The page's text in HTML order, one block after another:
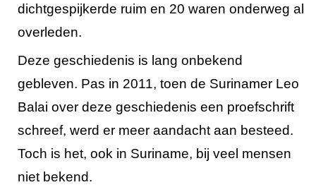
dichtgespijkerde ruim en 20 waren onderweg al
overleden.
Deze geschiedenis is lang onbekend
gebleven. Pas in 2011, toen de Surinamer Leo
Balai over deze geschiedenis een proefschrift
schreef, werd er meer aandacht aan besteed.
Toch is het, ook in Suriname, bij veel mensen
niet bekend.